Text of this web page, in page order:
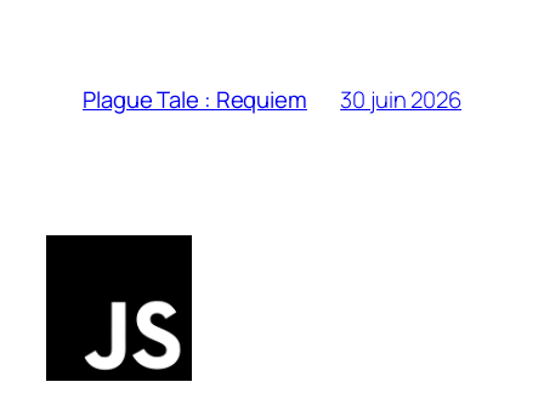
Plague Tale : Requiem 30 juin 2026